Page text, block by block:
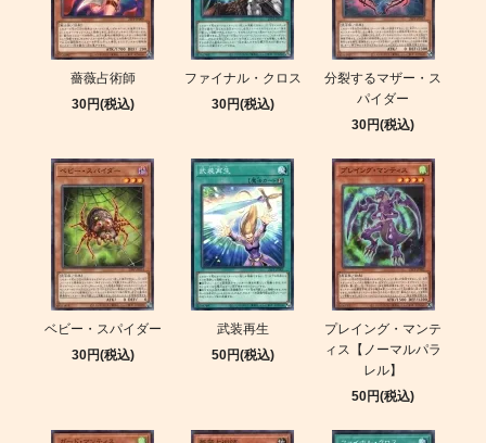
薔薇占術師
30円(税込)
ファイナル・クロス
30円(税込)
分裂するマザー・ス
パイダー
30円(税込)
ベビー・スパイダー
30円(税込)
武装再生
50円(税込)
プレイング・マンテ
ィス【ノーマルパラ
レル】
50円(税込)